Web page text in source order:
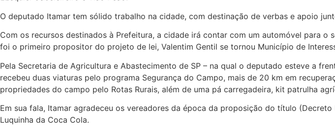
O deputado Itamar tem sólido trabalho na cidade, com destinação de verbas e apoio
Com os recursos destinados à Prefeitura, a cidade irá contar com um automóvel para
foi o primeiro propositor do projeto de lei, Valentim Gentil se tornou Município de
Pela Secretaria de Agricultura e Abastecimento de SP – na qual o deputado esteve a
recebeu duas viaturas pelo programa Segurança do Campo, mais de 20 km em
propriedades do campo pelo Rotas Rurais, além de uma pá carregadeira, kit patrulha
Em sua fala, Itamar agradeceu os vereadores da época da proposição do título
Luquinha da Coca Cola.